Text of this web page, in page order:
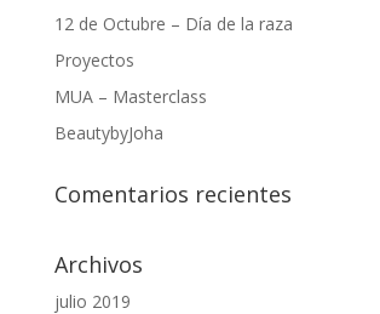
12 de Octubre – Día de la raza
Proyectos
MUA – Masterclass
BeautybyJoha
Comentarios recientes
Archivos
julio 2019